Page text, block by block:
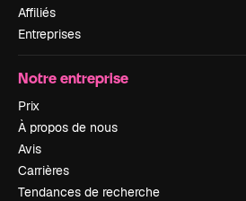
Affiliés
Entreprises
Notre entreprise
Prix
À propos de nous
Avis
Carrières
Tendances de recherche